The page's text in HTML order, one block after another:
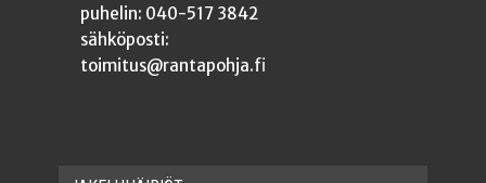
puhelin: 040-517 3842
sähköposti:
toimitus@rantapohja.fi